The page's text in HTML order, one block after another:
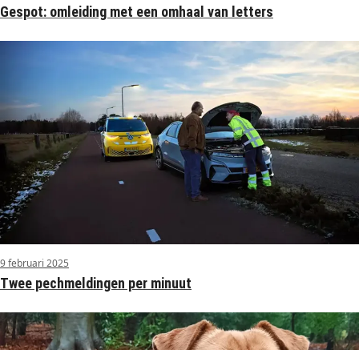
Gespot: omleiding met een omhaal van letters
9 februari 2025
Twee pechmeldingen per minuut